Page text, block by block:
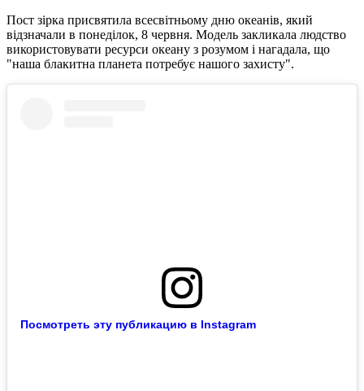
Пост зірка присвятила всесвітньому дню океанів, який
відзначали в понеділок, 8 червня. Модель закликала людство
використовувати ресурси океану з розумом і нагадала, що
"наша блакитна планета потребує нашого захисту".
Посмотреть эту публикацию в Instagram